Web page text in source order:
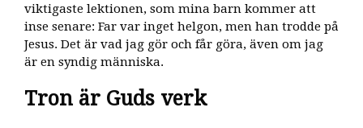
viktigaste lektionen, som mina barn kommer att
inse senare: Far var inget helgon, men han trodde på
Jesus. Det är vad jag gör och får göra, även om jag
är en syndig människa.
Tron är Guds verk